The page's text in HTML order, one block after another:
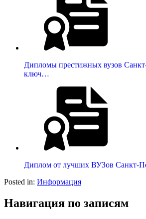
Дипломы престижных вузов
ключ…
Диплом от лучших ВУЗов Санкт-
Posted in: Информация
Навигация по записям